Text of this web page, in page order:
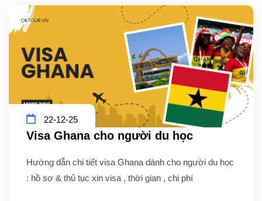
22-12-25
Visa Ghana cho người du học
Hướng dẫn chi tiết visa Ghana dành cho người du học
: hồ sơ & thủ tục xin visa , thời gian , chi phí